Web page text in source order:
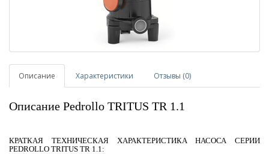
Описание Характеристики Отзывы (0)
Описание Pedrollo TRITUS TR 1.1
КРАТКАЯ ТЕХНИЧЕСКАЯ ХАРАКТЕРИСТИКА НАСОСА СЕРИИ
PEDROLLO TRITUS TR 1.1: